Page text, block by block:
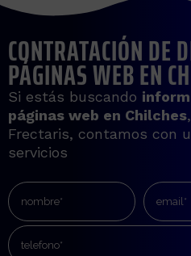
CONTRATACIÓN DE
PÁGINAS WEB EN
Si estás buscando
páginas web en Chilches
Frectaris, contamos con
servicios